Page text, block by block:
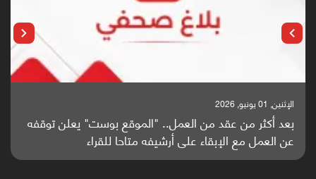
الإثنين, 25 مايو, 2026
باحثون من اليمن يدخلون سباق أبحاث ألزهايمر بدراسة
واعدة منشورة عالميا (ترجمة)